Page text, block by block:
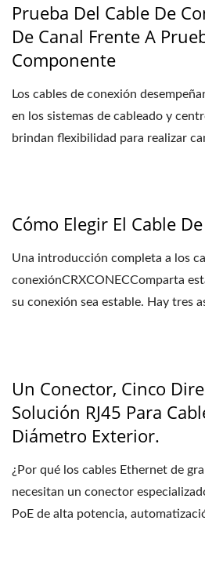
Prueba Del Cable De
De Canal Frente A
Componente
Los cables de conexión
en los sistemas de cableado y
brindan flexibilidad para realizar
Cómo Elegir El Cable
Una introducción completa a los
conexiónCRXCONECComparta
su conexión sea estable. Hay tres
Un Conector, Cinco
Solución RJ45 Para
Diámetro Exterior.
¿Por qué los cables Ethernet de
necesitan un conector
PoE de alta potencia,